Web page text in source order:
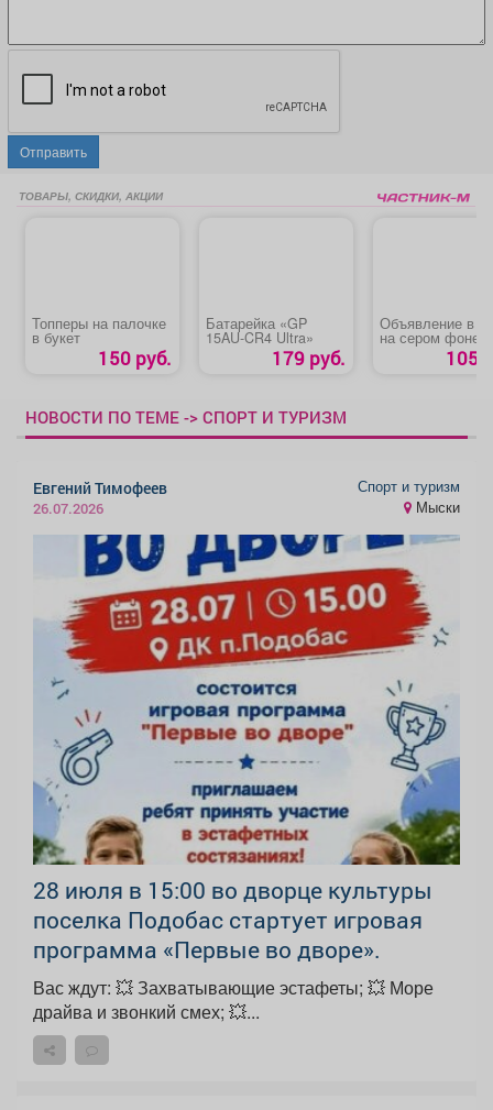
Отправить
ТОВАРЫ, СКИДКИ, АКЦИИ
Топперы на палочке
в букет
150 руб.
Батарейка «GP
15AU-CR4 Ultra»
179 руб.
Объявление в
на сером фоне
105
НОВОСТИ ПО ТЕМЕ -> СПОРТ И ТУРИЗМ
Евгений Тимофеев
26.07.2026
Спорт и туризм
Мыски
28 июля в 15:00 во дворце культуры
поселка Подобас стартует игровая
программа «Первые во дворе».
Вас ждут: 💥 Захватывающие эстафеты; 💥 Море
драйва и звонкий смех; 💥...